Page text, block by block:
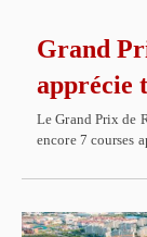
Grand
apprécie
Le Grand Prix de
encore 7 courses